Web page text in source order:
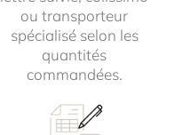
ou transporteur
spécialisé selon les
quantités
commandées.